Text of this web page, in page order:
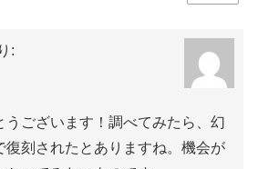
:
うございます！調べてみたら、幻
復刻されたとありますね。機会が